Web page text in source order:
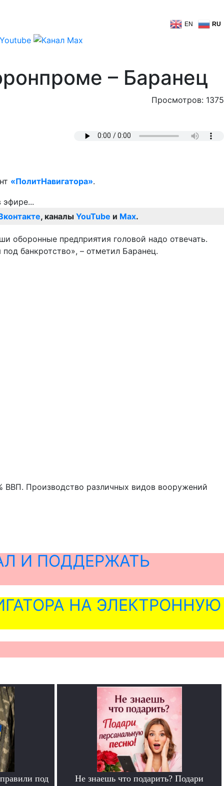
EN RU
– Баранец
Просмотров: 1375
«ПолитНавигатора».
, каналы YouTube и Max.
предприятия головой надо отвечать.
банкротство», – отметил Баранец.
Производство различных видов вооружений
И ПОДДЕРЖАТЬ
НА ЭЛЕКТРОННУЮ
под
Не знаешь что подарить? Подари